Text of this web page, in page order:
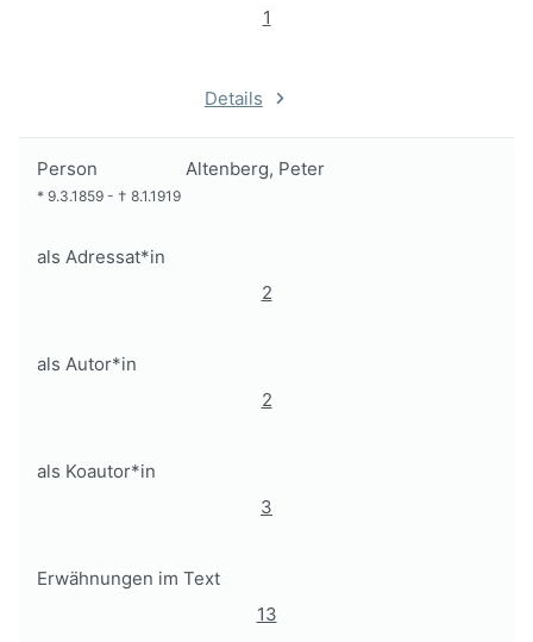
1
Details
Person Altenberg, Peter
* 9.3.1859 - † 8.1.1919
als Adressat*in
2
als Autor*in
2
als Koautor*in
3
Erwähnungen im Text
13